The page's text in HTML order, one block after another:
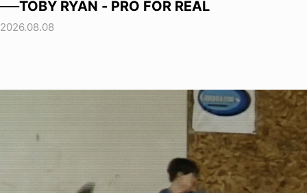
──TOBY RYAN - PRO FOR REAL
2026.08.08